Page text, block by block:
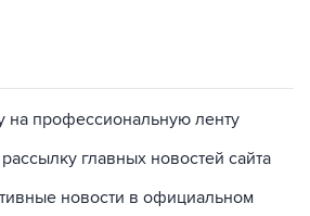
на профессиональную ленту
главных новостей сайта
новости в официальном